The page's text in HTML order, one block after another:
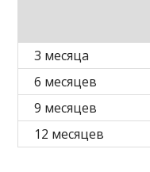
3 месяца
6 месяцев
9 месяцев
12 месяцев